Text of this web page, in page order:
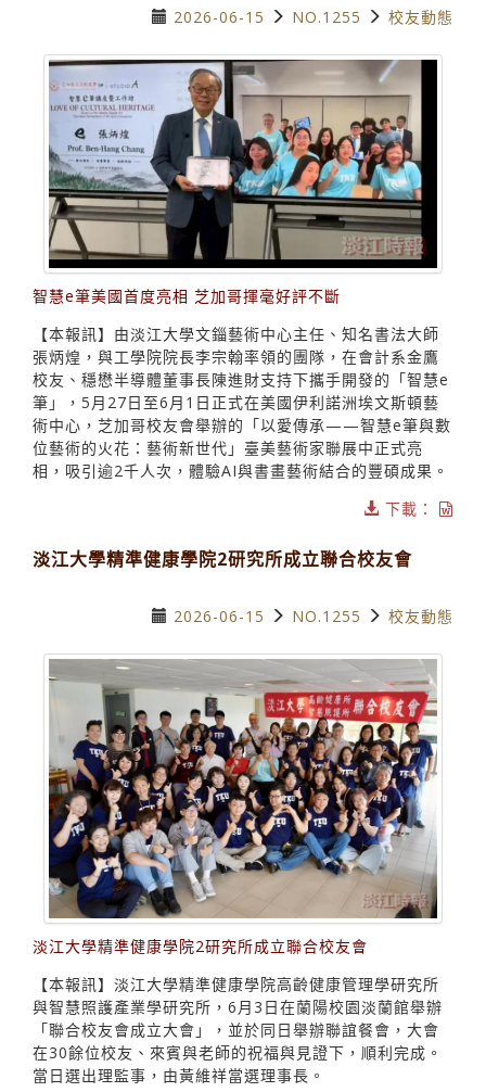
2026-06-15 NO.1255 校友動態
智慧e筆美國首度亮相 芝加哥揮毫好評不斷
【本報訊】由淡江大學文錙藝術中心主任、知名書法大師
張炳煌，與工學院院長李宗翰率領的團隊，在會計系金鷹
校友、穩懋半導體董事長陳進財支持下攜手開發的「智慧e
筆」，5月27日至6月1日正式在美國伊利諾洲埃文斯頓藝
術中心，芝加哥校友會舉辦的「以愛傳承——智慧e筆與數
位藝術的火花：藝術新世代」臺美藝術家聯展中正式亮
相，吸引逾2千人次，體驗AI與書畫藝術結合的豐碩成果。
下載：
淡江大學精準健康學院2研究所成立聯合校友會
2026-06-15 NO.1255 校友動態
淡江大學精準健康學院2研究所成立聯合校友會
【本報訊】淡江大學精準健康學院高齡健康管理學研究所
與智慧照護產業學研究所，6月3日在蘭陽校園淡蘭館舉辦
「聯合校友會成立大會」，並於同日舉辦聯誼餐會，大會
在30餘位校友、來賓與老師的祝福與見證下，順利完成。
當日選出理監事，由黃維祥當選理事長。